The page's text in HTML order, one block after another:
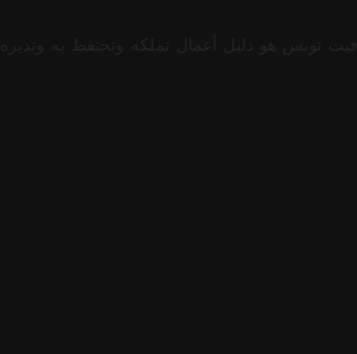
تونس هو دليل أعمال تملكه وتحتفظ به وتديره